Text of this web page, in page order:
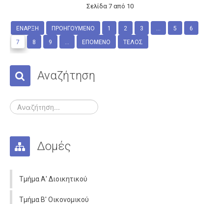
Σελίδα 7 από 10
ΈΝΑΡΞΗ ΠΡΟΗΓΟΎΜΕΝΟ 1 2 3 ... 5
6
7
8 9 ... ΕΠΌΜΕΝΟ ΤΈΛΟΣ
Αναζήτηση
Δομές
Τμήμα Α' Διοικητικού
Τμήμα Β' Οικονομικού